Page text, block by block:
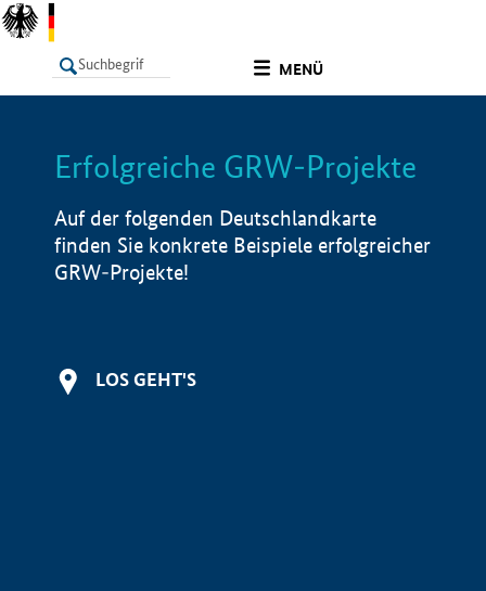
MENÜ
LISTE Info
Erfolgreiche GRW-Projekte
Auf der folgenden Deutschlandkarte
finden Sie konkrete Beispiele erfolgreicher
GRW-Projekte!
LOS GEHT'S